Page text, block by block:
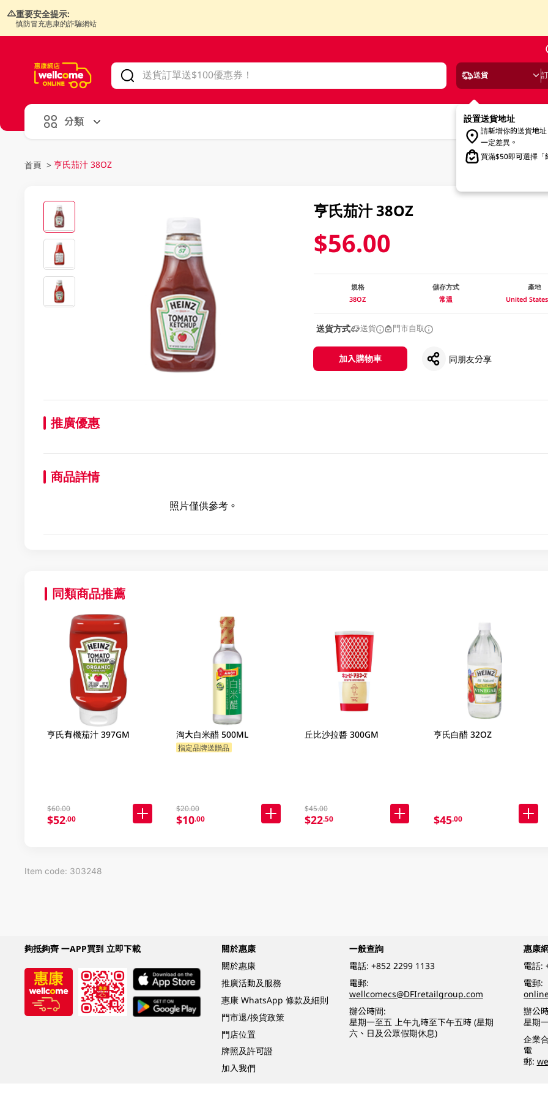
重要安全提示:
慎防冒充惠康的詐騙網站
送貨
設置送貨地址
請新增你的送貨地
一定差異。
買滿$50即可選擇「
分類
首頁 > 亨氏茄汁 38OZ
亨氏茄汁 38OZ
$56.00
規格
38OZ
儲存方式
常溫
產地
United
送貨方式 送貨 門市自取
加入購物車 同朋友分享
推廣優惠
商品詳情
照片僅供參考。
同類商品推薦
亨氏有機茄汁 397GM
$60.00
$52.00
淘大白米醋 500ML
指定品牌送贈品
$20.00
$10.00
丘比沙拉醬 300GM
$45.00
$22.50
亨氏白醋 32OZ
$45.00
Item code: 303248
夠抵夠齊 一APP買到 立即下載
關於惠康
關於惠康
推廣活動及服務
惠康 WhatsApp 條款及細則
門市退/換貨政策
門店位置
牌照及許可證
加入我們
一般查詢
電話: +852 2299 1133
電郵:
wellcomecs@DFIretailgroup.com
辦公時間:
星期一至五 上午九時至下午五時 (星期
六、日及公眾假期休息)
惠康
電話:
電郵:
辦公
星期
企業
電
郵: